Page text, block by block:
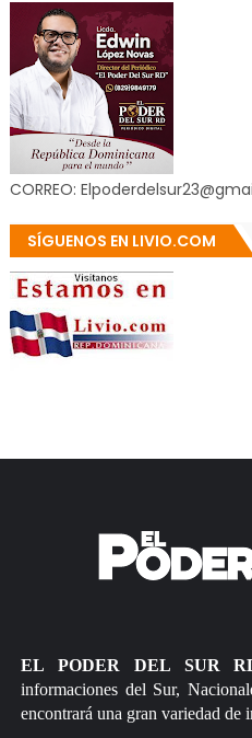
CORREO:
SÍGUENOS EN LIVIO.COM
EL PODER DEL SUR
informaciones del Sur,
encontrará una gran variedad de